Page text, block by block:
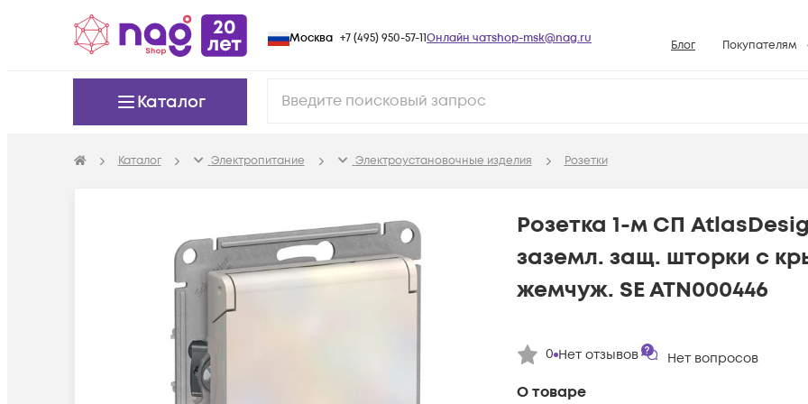
Москва +7 (495) 950-57-11Онлайн чатshop-msk@nag.ru Блог Покупателям
Возврат
Вопросы и
База знаний
Каталог
Каталог Электропитание Электроустановочные изделия Розетки
О товаре
Розетка 1-м СП
заземл. защ. шторки с
жемчуж. SE ATN000446
0 Нет отзывов Нет вопросов